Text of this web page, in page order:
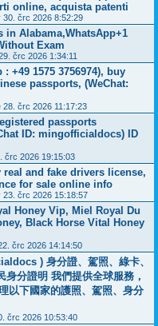
online, acquista patenti
30. črc 2026 8:52:29
in Alabama,WhatsApp+1
Exam
črc 2026 1:34:11
+49 1575 3756974), buy
passports, (WeChat:
28. črc 2026 11:17:23
passports
ID: mingofficialdocs) ID
črc 2026 19:15:03
real and fake drivers license,
for sale online info
23. črc 2026 15:18:57
Honey Vip, Miel Royal Du
Black Horse Vital Honey
črc 2026 14:14:50
) 身分證、駕照、綠卡、
分證明 我們提供全球服務，
以下國家的護照、駕照、身分
črc 2026 10:53:40